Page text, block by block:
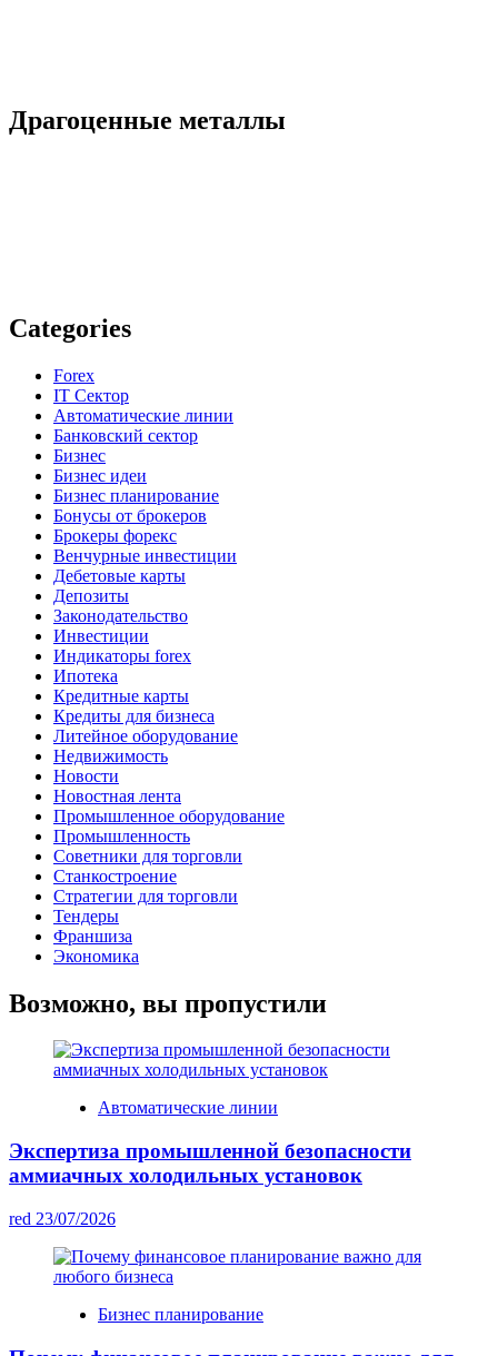
Драгоценные металлы
Categories
Forex
IT Сектор
Автоматические линии
Банковский сектор
Бизнес
Бизнес идеи
Бизнес планирование
Бонусы от брокеров
Брокеры форекс
Венчурные инвестиции
Дебетовые карты
Депозиты
Законодательство
Инвестиции
Индикаторы forex
Ипотека
Кредитные карты
Кредиты для бизнеса
Литейное оборудование
Недвижимость
Новости
Новостная лента
Промышленное оборудование
Промышленность
Советники для торговли
Станкостроение
Стратегии для торговли
Тендеры
Франшиза
Экономика
Возможно, вы пропустили
Автоматические линии
Экспертиза промышленной безопасности
аммиачных холодильных установок
red 23/07/2026
Бизнес планирование